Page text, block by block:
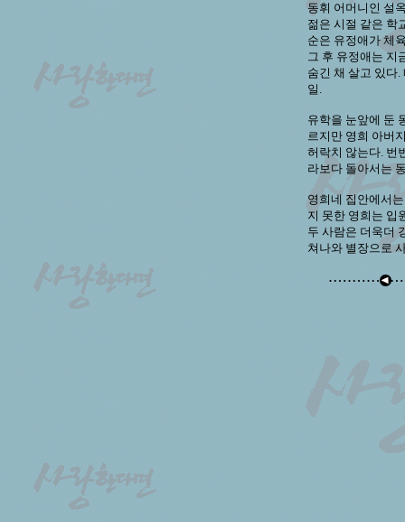
동휘 어머니인 설
젊은 시절 같은 학
순은 유정애가 체
그 후 유정애는 지
숨긴 채 살고 있다
일.
유학을 눈앞에 둔
르지만 영희 아버
허락치 않는다. 번
라보다 돌아서는
영희네 집안에서
지 못한 영희는 입
두 사람은 더욱더
쳐나와 별장으로